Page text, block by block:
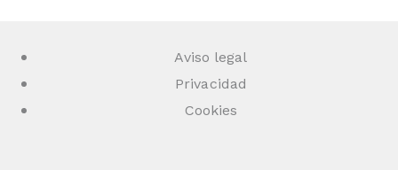
Aviso legal
Privacidad
Cookies